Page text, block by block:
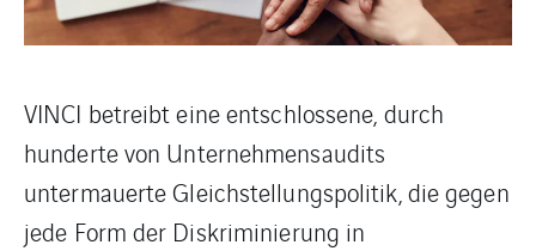
VINCI betreibt eine entschlossene, durch
hunderte von Unternehmensaudits
untermauerte Gleichstellungspolitik, die gegen
jede Form der Diskriminierung in